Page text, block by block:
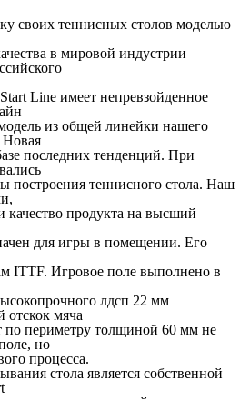
своих теннисных столов моделью
в мировой индустрии
Line имеет непревзойденное
из общей линейки нашего
Новая
последних тенденций. При
построения теннисного стола. Наш
качество продукта на высший
для игры в помещении. Его
ITTF. Игровое поле выполнено в
лдсп 22 мм
отскок мяча
по периметру толщиной 60 мм не
но
процесса.
стола является собственной